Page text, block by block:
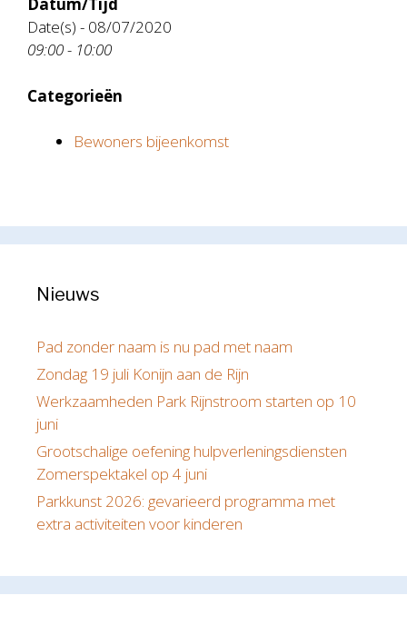
Date(s) - 08/07/2020
09:00 - 10:00
Categorieën
Bewoners bijeenkomst
Nieuws
Pad zonder naam is nu pad met naam
Zondag 19 juli Konijn aan de Rijn
Werkzaamheden Park Rijnstroom starten op 10
juni
Grootschalige oefening hulpverleningsdiensten
Zomerspektakel op 4 juni
Parkkunst 2026: gevarieerd programma met
extra activiteiten voor kinderen